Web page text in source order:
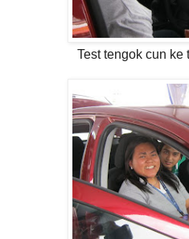
Test tengok cun ke